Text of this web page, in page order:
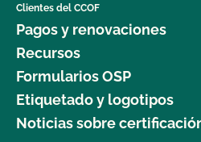
Clientes del CCOF
Pagos y renovaciones
Recursos
Formularios OSP
Etiquetado y logotipos
Noticias sobre